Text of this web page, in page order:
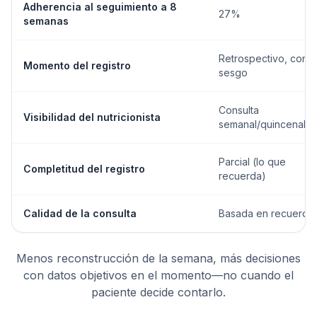
Adherencia al seguimiento a 8
semanas
27%
Momento del registro
Retrospectivo, con
sesgo
Visibilidad del nutricionista
Consulta
semanal/quincenal
Completitud del registro
Parcial (lo que
recuerda)
Calidad de la consulta Basada en
Menos reconstrucción de la semana, más decisiones
con datos objetivos en el momento—no cuando el
paciente decide contarlo.